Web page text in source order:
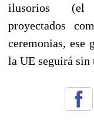
ilusorios (el
proyectados
ceremonias, ese
la UE seguirá